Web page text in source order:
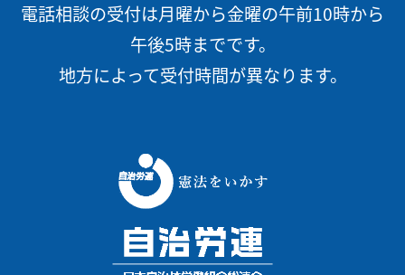
電話相談の受付は月曜から金曜の午前10時から
午後5時までです。
地方によって受付時間が異なります。